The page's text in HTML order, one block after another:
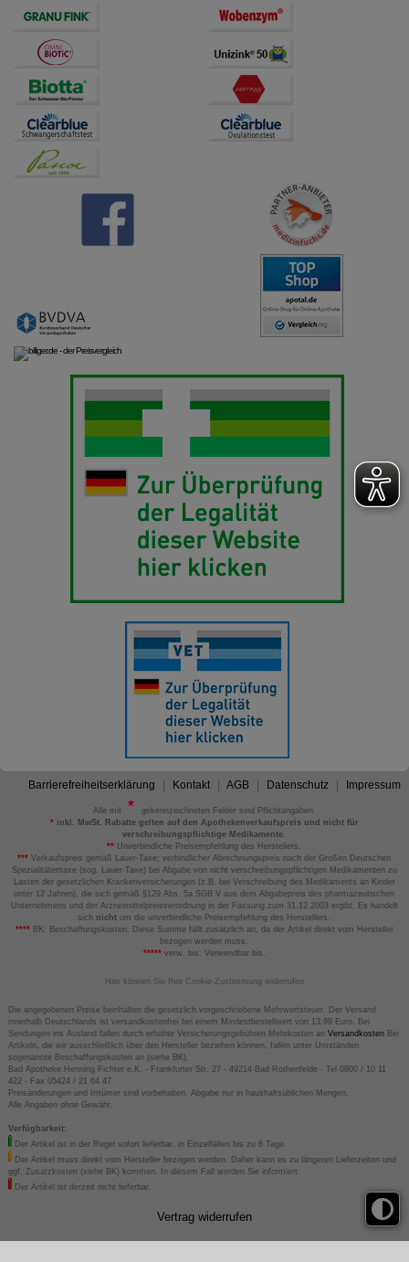
Barrierefreiheitserklärung Kontakt AGB Datenschutz Impressum
Alle mit
gekennzeichneten Felder sind Pflichtangaben.
*inkl. MwSt. Rabatte gelten auf den Apothekenverkaufspreis und nicht für
verschreibungspflichtige Medikamente.
** Unverbindliche Preisempfehlung des Herstellers.
*** Verkaufspreis gemäß Lauer-Taxe; verbindlicher Abrechnungspreis nach der Großen Deutschen
Spezialitätentaxe (sog. Lauer-Taxe) bei Abgabe von nicht verschreibungspflichtigen Medikamenten zu
Lasten der gesetzlichen Krankenversicherungen (z.B. bei Verschreibung des Medikaments an Kinder
unter 12 Jahren), die sich gemäß §129 Abs. 5a SGB V aus dem Abgabepreis des pharmazeutischen
Unternehmens und der Arzneimittelpreisverordnung in der Fassung zum 31.12.2003 ergibt. Es handelt
sich nicht um die unverbindliche Preisempfehlung des Herstellers.
****BK: Beschaffungskosten. Diese Summe fällt zusätzlich an, da der Artikel direkt vom Hersteller
bezogen werden muss.
*****verw. bis: Verwendbar bis.
Hier können Sie Ihre Cookie-Zustimmung widerrufen
Die angegebenen Preise beinhalten die gesetzlich vorgeschriebene Mehrwertsteuer. Der Versand
innerhalb Deutschlands ist versandkostenfrei bei einem Mindestbestellwert von 13,99 Euro. Bei
Sendungen ins Ausland fallen durch erhöhte Versicherungsgebühren Mehrkosten an VersandkostenBei
Artikeln, die wir ausschließlich über den Hersteller beziehen können, fallen unter Umständen
sogenannte Beschaffungskosten an (siehe BK).
Bad Apotheke Henning Fichter e.K. - Frankfurter Str. 27 - 49214 Bad Rothenfelde - Tel 0800 / 10 11
422 - Fax 05424 / 21 64 47
Preisänderungen und Irrtümer sind vorbehalten. Abgabe nur in haushaltsüblichen Mengen.
Alle Angaben ohne Gewähr.
Verfügbarkeit:
Der Artikel ist in der Regel sofort lieferbar, in Einzelfällen bis zu 6 Tage.
Der Artikel muss direkt vom Hersteller bezogen werden. Daher kann es zu längeren Lieferzeiten und
ggf. Zusatzkosten (siehe BK) kommen. In diesem Fall werden Sie informiert.
Der Artikel ist derzeit nicht lieferbar.
Vertrag widerrufen